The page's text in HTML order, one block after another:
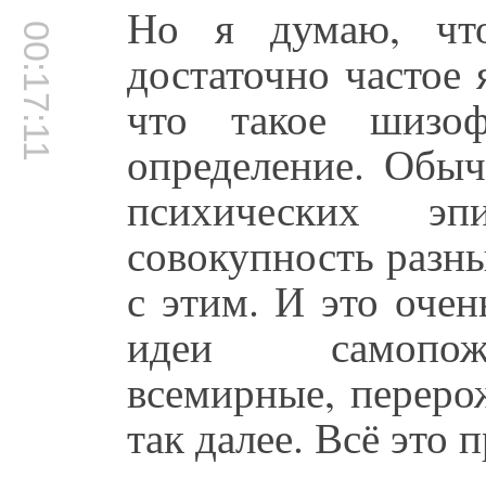
00:17:11 Но я думаю,
достаточно
что такое
определение.
психических
совокупность
с этим. И это
идеи
всемирные,
так далее. Всё это